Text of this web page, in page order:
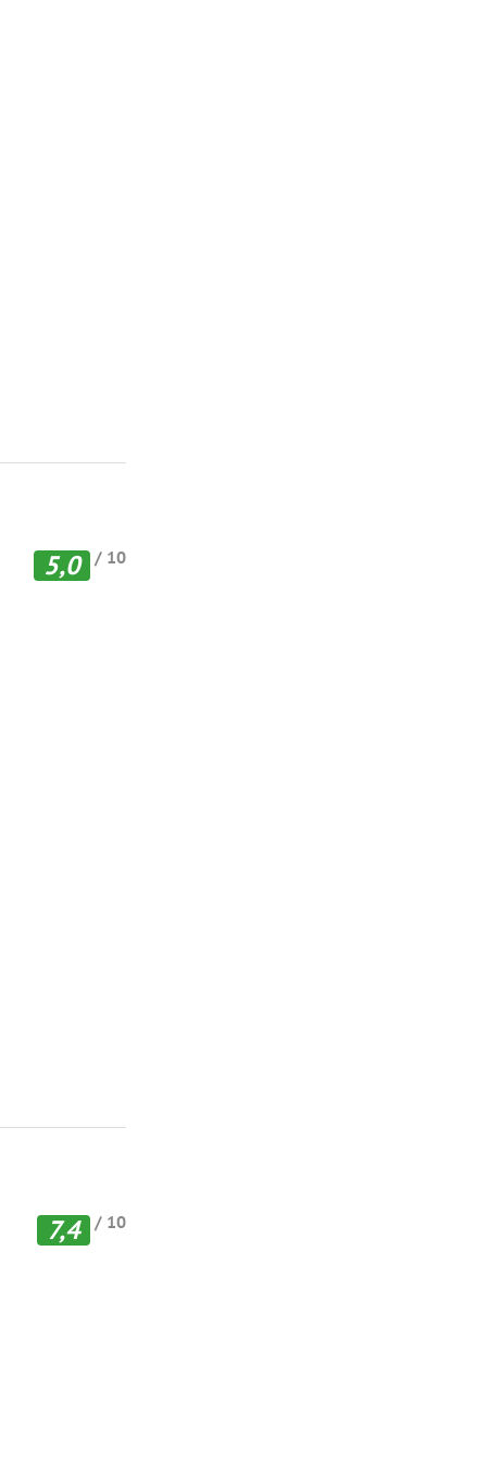
5,0 / 10
7,4 / 10